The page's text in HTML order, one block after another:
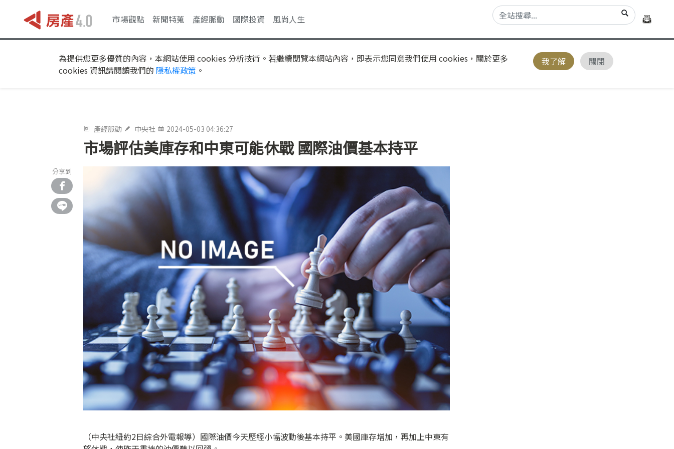
市場觀點 新聞特蒐 產經脈動 國際投資 風尚人生
為提供您更多優質的內容，本網站使用 cookies 分析技術。若繼續閱覽本網站內容，即表示您同意我們使用 cookies，關於更多
cookies 資訊請閱讀我們的 隱私權政策 。
我了解 關閉
產經脈動 中央社 2024-05-03 04:36:27
市場評估美庫存和中東可能休戰 國際油價基本持平
分享到
（中央社紐約2日綜合外電報導）國際油價今天歷經小幅波動後基本持平。美國庫存增加，再加上中東有